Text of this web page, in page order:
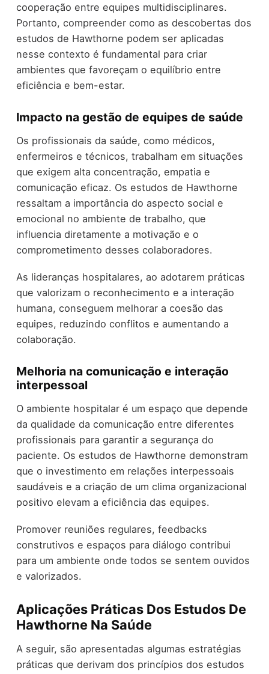
cooperação entre equipes multidisciplinares.
Portanto, compreender como as descobertas dos
estudos de Hawthorne podem ser aplicadas
nesse contexto é fundamental para criar
ambientes que favoreçam o equilíbrio entre
eficiência e bem-estar.
Impacto na gestão de equipes de saúde
Os profissionais da saúde, como médicos,
enfermeiros e técnicos, trabalham em situações
que exigem alta concentração, empatia e
comunicação eficaz. Os estudos de Hawthorne
ressaltam a importância do aspecto social e
emocional no ambiente de trabalho, que
influencia diretamente a motivação e o
comprometimento desses colaboradores.
As lideranças hospitalares, ao adotarem práticas
que valorizam o reconhecimento e a interação
humana, conseguem melhorar a coesão das
equipes, reduzindo conflitos e aumentando a
colaboração.
Melhoria na comunicação e interação
interpessoal
O ambiente hospitalar é um espaço que depende
da qualidade da comunicação entre diferentes
profissionais para garantir a segurança do
paciente. Os estudos de Hawthorne demonstram
que o investimento em relações interpessoais
saudáveis e a criação de um clima organizacional
positivo elevam a eficiência das equipes.
Promover reuniões regulares, feedbacks
construtivos e espaços para diálogo contribui
para um ambiente onde todos se sentem ouvidos
e valorizados.
Aplicações Práticas Dos Estudos De
Hawthorne Na Saúde
A seguir, são apresentadas algumas estratégias
práticas que derivam dos princípios dos estudos